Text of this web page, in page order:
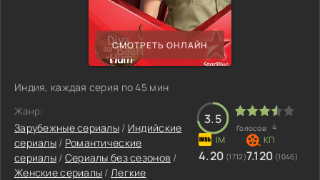
СМОТРЕТЬ ОНЛАЙН
Индия, каждая серия по 45 мин
Жанр:
Зарубежные сериалы / Индийские
сериалы/ Романтические
сериалы/ Сериалы без сезонов /
Женские сериалы /Легкие
3.5
Голосов: 4
4.20 (1712)7.120 (1046)